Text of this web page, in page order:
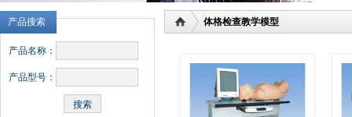
产品搜索
产品名称：
产品型号：
体格检查教学模型